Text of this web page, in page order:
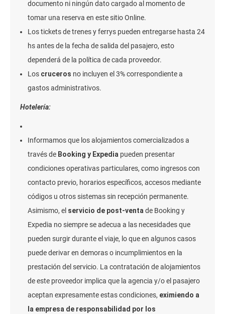
documento ni ningún dato cargado al momento de
tomar una reserva en este sitio Online.
Los tickets de trenes y ferrys pueden entregarse hasta 24
hs antes de la fecha de salida del pasajero, esto
dependerá de la política de cada proveedor.
Los cruceros no incluyen el 3% correspondiente a
gastos administrativos.
Hotelería:
Informamos que los alojamientos comercializados a
través de Booking y Expedia pueden presentar
condiciones operativas particulares, como ingresos con
contacto previo, horarios específicos, accesos mediante
códigos u otros sistemas sin recepción permanente.
Asimismo, el servicio de post-ventade Booking y
Expedia no siempre se adecua a las necesidades que
pueden surgir durante el viaje, lo que en algunos casos
puede derivar en demoras o incumplimientos en la
prestación del servicio. La contratación de alojamientos
de este proveedor implica que la agencia y/o el pasajero
aceptan expresamente estas condiciones, eximiendo a
la empresa de responsabilidad por los